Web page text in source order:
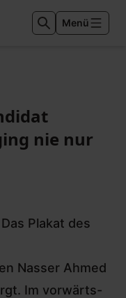
Menü
nie nur
Plakat des
Nasser Ahmed
Im vorwärts-